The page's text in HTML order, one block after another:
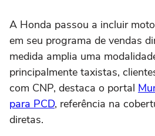
A Honda passou a incluir
em seu programa de vendas
medida amplia uma
principalmente taxistas,
com CNP, destaca o portal
para PCD, referência na
diretas.